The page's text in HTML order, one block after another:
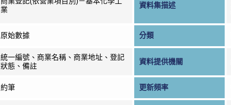
業
資料集描述
原始數據 分類
統一編號、商業名稱、商業地址、登記
狀態、備註
資料提供機關
約筆 更新頻率